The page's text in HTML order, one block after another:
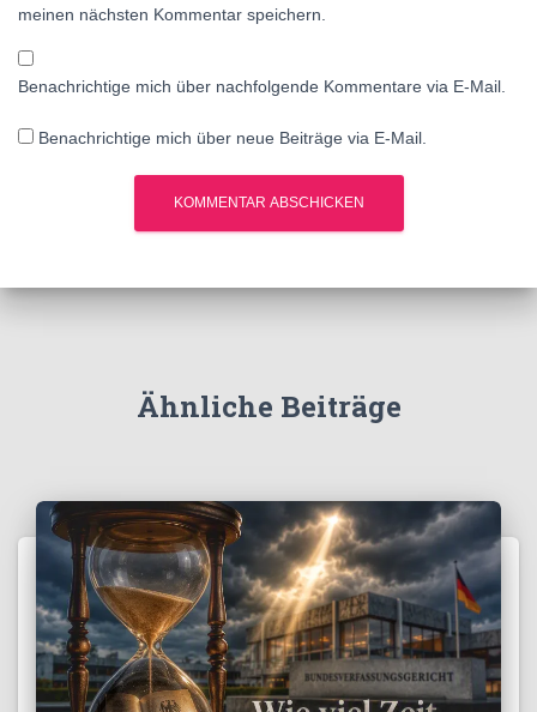
meinen nächsten Kommentar speichern.
Benachrichtige mich über nachfolgende Kommentare via E-Mail.
Benachrichtige mich über neue Beiträge via E-Mail.
Ähnliche Beiträge